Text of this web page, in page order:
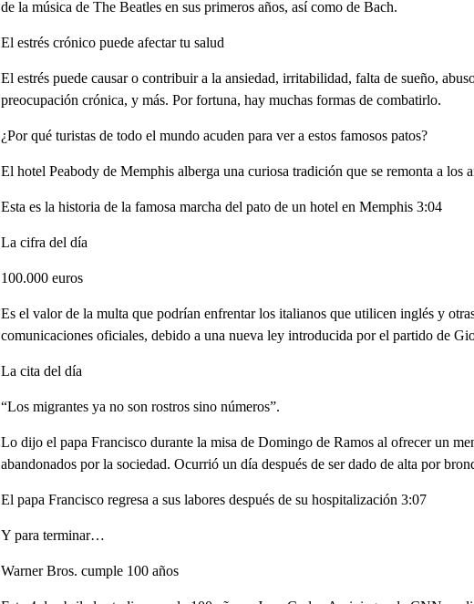
de la música de The Beatles en sus primeros años, así como de Bach.
El estrés crónico puede afectar tu salud
El estrés puede causar o contribuir a la ansiedad, irritabilidad, falta de sueño,
preocupación crónica, y más. Por fortuna, hay muchas formas de combatirlo.
¿Por qué turistas de todo el mundo acuden para ver a estos famosos patos?
El hotel Peabody de Memphis alberga una curiosa tradición que se remonta a los
Esta es la historia de la famosa marcha del pato de un hotel en Memphis 3:04
La cifra del día
100.000 euros
Es el valor de la multa que podrían enfrentar los italianos que utilicen inglés y
comunicaciones oficiales, debido a una nueva ley introducida por el partido de
La cita del día
“Los migrantes ya no son rostros sino números”.
Lo dijo el papa Francisco durante la misa de Domingo de Ramos al ofrecer un
abandonados por la sociedad. Ocurrió un día después de ser dado de alta por
El papa Francisco regresa a sus labores después de su hospitalización 3:07
Y para terminar…
Warner Bros. cumple 100 años